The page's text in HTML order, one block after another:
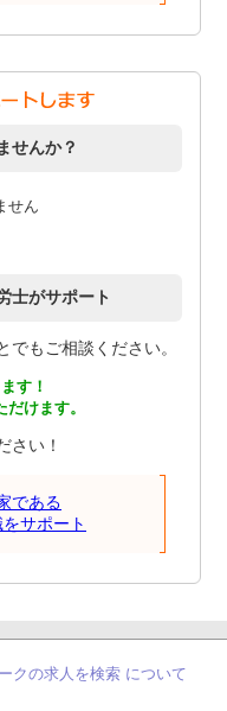
せんか？
せん
士がサポート
もご相談ください。
す！
けます。
さい！
である
サポート
クの求人を検索 について